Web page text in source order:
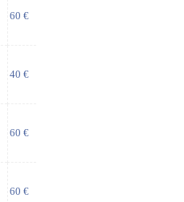
60 €
40 €
60 €
60 €